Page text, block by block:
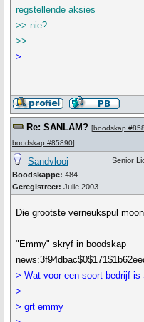
regstellende aksies
>> nie?
>>
>
Re: SANLAM? [boodskap
boodskap #85890]
Sandvlooi
Boodskappe: 484
Geregistreer: Julie 2003
Senior
Die grootste verneukspul
"Emmy" skryf in boodskap
> Wat voor een soort bedrijf is
>
> grt emmy